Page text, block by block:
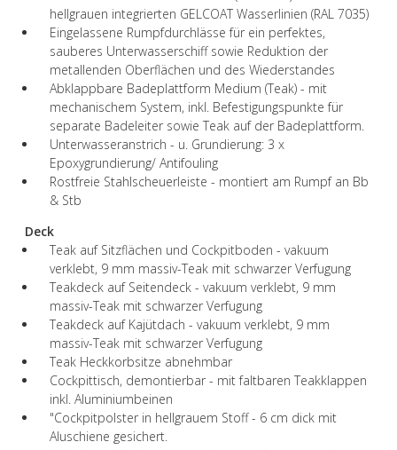
hellgrauen integrierten GELCOAT Wasserlinien (RAL 7035)
Eingelassene Rumpfdurchlässe für ein perfektes,
sauberes Unterwasserschiff sowie Reduktion der
metallenden Oberflächen und des Wiederstandes
Abklappbare Badeplattform Medium (Teak) - mit
mechanischem System, inkl. Befestigungspunkte für
separate Badeleiter sowie Teak auf der Badeplattform.
Unterwasseranstrich - u. Grundierung: 3 x
Epoxygrundierung/ Antifouling
Rostfreie Stahlscheuerleiste - montiert am Rumpf an Bb
& Stb
Deck
Teak auf Sitzflächen und Cockpitboden - vakuum
verklebt, 9 mm massiv-Teak mit schwarzer Verfugung
Teakdeck auf Seitendeck - vakuum verklebt, 9 mm
massiv-Teak mit schwarzer Verfugung
Teakdeck auf Kajütdach - vakuum verklebt, 9 mm
massiv-Teak mit schwarzer Verfugung
Teak Heckkorbsitze abnehmbar
Cockpittisch, demontierbar - mit faltbaren Teakklappen
inkl. Aluminiumbeinen
"Cockpitpolster in hellgrauem Stoff - 6 cm dick mit
Aluschiene gesichert.